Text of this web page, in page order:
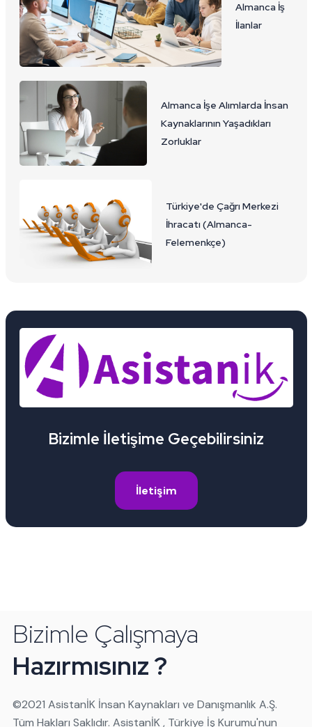
Almanca İş
İlanlar
Almanca İşe Alımlarda İnsan
Kaynaklarının Yaşadıkları
Zorluklar
Türkiye'de Çağrı Merkezi
İhracatı (Almanca-
Felemenkçe)
Bizimle İletişime Geçebilirsiniz
İletişim
Bizimle Çalışmaya
Hazırmısınız ?
©️2021 AsistanİK İnsan Kaynakları ve Danışmanlık A.Ş.
Tüm Hakları Saklıdır. AsistanİK , Türkiye İş Kurumu'nun